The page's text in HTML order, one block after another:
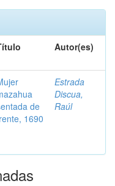
Autor(es)
de
1690
Estrada
Discua,
Raúl